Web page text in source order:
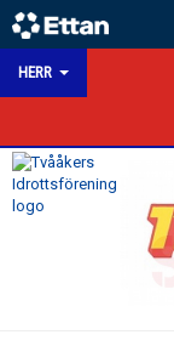
HERR
HEM